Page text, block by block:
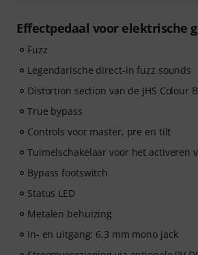
Effectpedaal voor elektrische
Fuzz
Legendarische direct-in fuzz sounds
Distortion section van de JHS Colour
True bypass
Controls voor master, pre en tilt
Tuimelschakelaar voor het activeren
Bypass footswitch
Status LED
Metalen behuizing
In- en uitgang: 6,3 mm mono jack